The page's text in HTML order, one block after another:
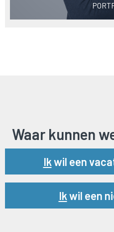
Waar kunnen
Ikwil een
Ikwil een